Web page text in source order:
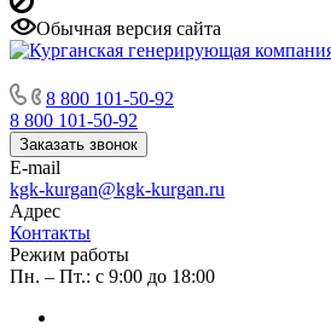
Обычная версия сайта
8 800 101-50-92
8 800 101-50-92
Заказать звонок
E-mail
kgk-kurgan@kgk-kurgan.ru
Адрес
Контакты
Режим работы
Пн. – Пт.: с 9:00 до 18:00